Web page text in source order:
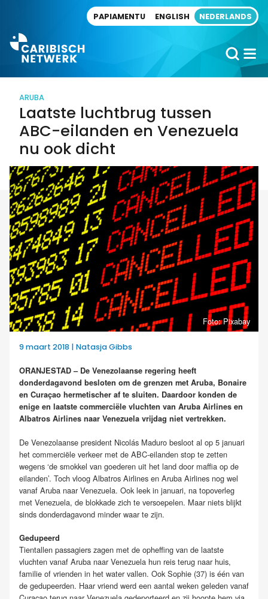
PAPIAMENTU ENGLISH NEDERLANDS
ARUBA
Laatste luchtbrug tussen
ABC-eilanden en Venezuela
nu ook dicht
Foto: Pixabay
9 maart 2018 | Natasja Gibbs
ORANJESTAD – De Venezolaanse regering heeft
donderdagavond besloten om de grenzen met Aruba, Bonaire
en Curaçao hermetischer af te sluiten. Daardoor konden de
enige en laatste commerciële vluchten van Aruba Airlines en
Albatros Airlines naar Venezuela vrijdag niet vertrekken.
De Venezolaanse president Nicolás Maduro besloot al op 5 januari
het commerciële verkeer met de ABC-eilanden stop te zetten
wegens ‘de smokkel van goederen uit het land door maffia op de
eilanden’. Toch vloog Albatros Airlines en Aruba Airlines nog wel
vanaf Aruba naar Venezuela. Ook leek in januari, na topoverleg
met Venezuela, de blokkade zich te versoepelen. Maar niets blijkt
sinds donderdagavond minder waar te zijn.
Gedupeerd
Tientallen passagiers zagen met de opheffing van de laatste
vluchten vanaf Aruba naar Venezuela hun reis terug naar huis,
familie of vrienden in het water vallen. Ook Sophie (37) is één van
de gedupeerden. Haar vriend werd een aantal weken geleden vanaf